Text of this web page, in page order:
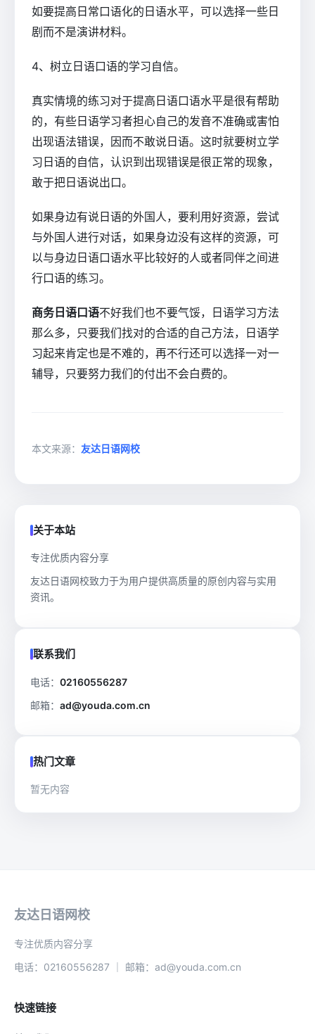
如要提高日常口语化的日语水平，可以选择一些日
剧而不是演讲材料。
4、树立日语口语的学习自信。
真实情境的练习对于提高日语口语水平是很有帮助
的，有些日语学习者担心自己的发音不准确或害怕
出现语法错误，因而不敢说日语。这时就要树立学
习日语的自信，认识到出现错误是很正常的现象，
敢于把日语说出口。
如果身边有说日语的外国人，要利用好资源，尝试
与外国人进行对话，如果身边没有这样的资源，可
以与身边日语口语水平比较好的人或者同伴之间进
行口语的练习。
商务日语口语不好我们也不要气馁，日语学习方法
那么多，只要我们找对的合适的自己方法，日语学
习起来肯定也是不难的，再不行还可以选择一对一
辅导，只要努力我们的付出不会白费的。
本文来源： 友达日语网校
关于本站
专注优质内容分享
友达日语网校致力于为用户提供高质量的原创内容与实用
资讯。
联系我们
电话： 02160556287
邮箱： ad@youda.com.cn
热门文章
暂无内容
友达日语网校
专注优质内容分享
电话：02160556287 ｜ 邮箱：ad@youda.com.cn
快速链接